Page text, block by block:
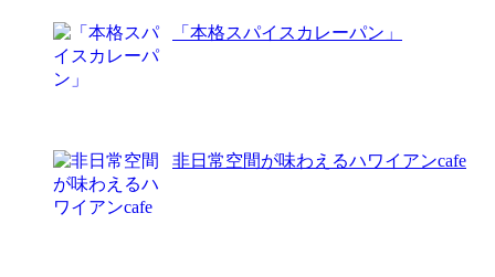
「本格スパイスカレーパン」
非日常空間が味わえるハワイアンcafe